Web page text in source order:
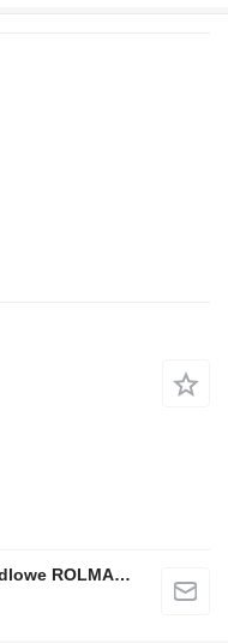
Przedsiębiorstwo Produkcyjno-Handlowe ROLMAPOL Marcin Dziekan